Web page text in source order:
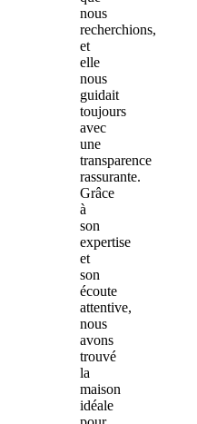
nous
recherchions,
et
elle
nous
guidait
toujours
avec
une
transparence
rassurante.
Grâce
à
son
expertise
et
son
écoute
attentive,
nous
avons
trouvé
la
maison
idéale